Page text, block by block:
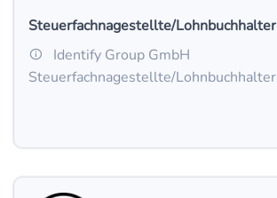
Steuerfachnagestellte/Lohnbuchhalter
Identify Group GmbH
Steuerfachnagestellte/Lohnbuchhalter